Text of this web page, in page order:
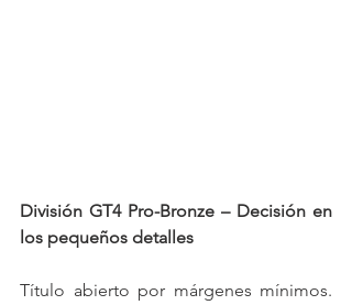
División GT4 Pro-Bronze – Decisión en
los pequeños detalles
Título abierto por márgenes mínimos.